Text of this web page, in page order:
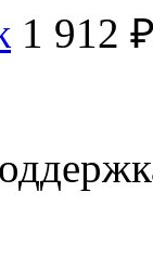
1 912